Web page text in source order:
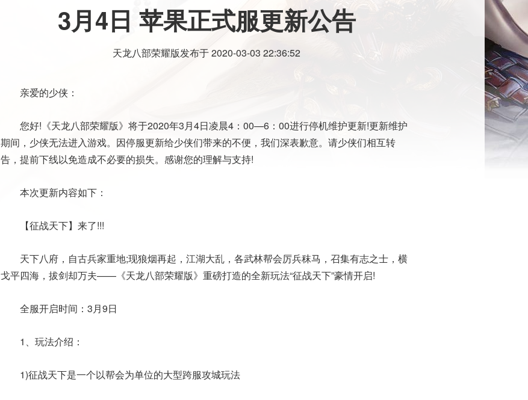
3月4日 苹果正式服更新公告
天龙八部荣耀版发布于2020-03-03 22:36:52
亲爱的少侠：
您好!《天龙八部荣耀版》将于2020年3月4日凌晨4：00—6：00进行停机维护更新!更新维护
期间，少侠无法进入游戏。因停服更新给少侠们带来的不便，我们深表歉意。请少侠们相互转
告，提前下线以免造成不必要的损失。感谢您的理解与支持!
本次更新内容如下：
【征战天下】来了!!!
天下八府，自古兵家重地;现狼烟再起，江湖大乱，各武林帮会厉兵秣马，召集有志之士，横
戈平四海，拔剑却万夫——《天龙八部荣耀版》重磅打造的全新玩法“征战天下”豪情开启!
全服开启时间：3月9日
1、玩法介绍：
1)征战天下是一个以帮会为单位的大型跨服攻城玩法